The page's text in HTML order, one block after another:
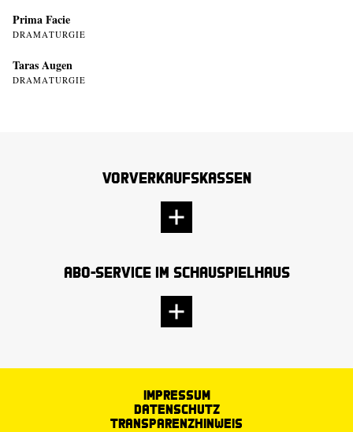
Prima Facie
DRAMATURGIE
Taras Augen
DRAMATURGIE
Vorverkaufskassen
Abo-Service im Schauspielhaus
Impressum
Datenschutz
Transparenzhinweis